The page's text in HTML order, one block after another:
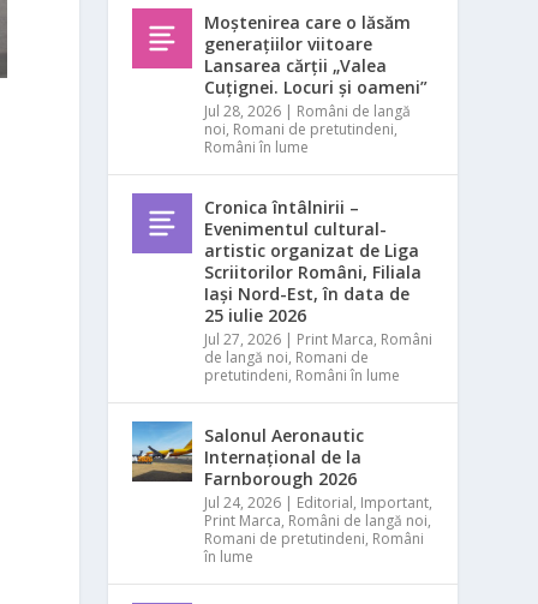
Moștenirea care o lăsăm
generațiilor viitoare
Lansarea cărții „Valea
Cuțignei. Locuri și oameni”
Jul 28, 2026 | Români de langă
noi, Romani de pretutindeni,
Români în lume
Cronica întâlnirii –
Evenimentul cultural-
artistic organizat de Liga
Scriitorilor Români, Filiala
Iași Nord-Est, în data de
25 iulie 2026
Jul 27, 2026 | Print Marca, Români
de langă noi, Romani de
pretutindeni, Români în lume
Salonul Aeronautic
Internațional de la
Farnborough 2026
Jul 24, 2026 | Editorial, Important,
Print Marca, Români de langă noi,
Romani de pretutindeni, Români
în lume